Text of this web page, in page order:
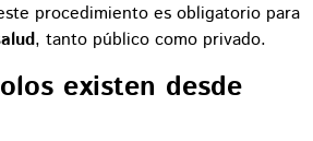
procedimiento es obligatorio para
, tanto público como privado.
existen desde